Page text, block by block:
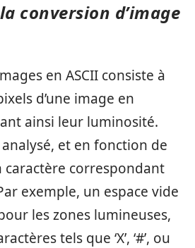
conversion d’image
en ASCII consiste à
d’une image en
ainsi leur luminosité.
et en fonction de
caractère correspondant
exemple, un espace vide
les zones lumineuses,
tels que ‘X’, ‘#’, ou